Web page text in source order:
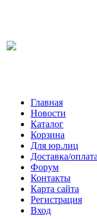
Главная
Новости
Каталог
Корзина
Для юр.лиц
Доставка/оплата
Форум
Контакты
Карта сайта
Регистрация
Вход